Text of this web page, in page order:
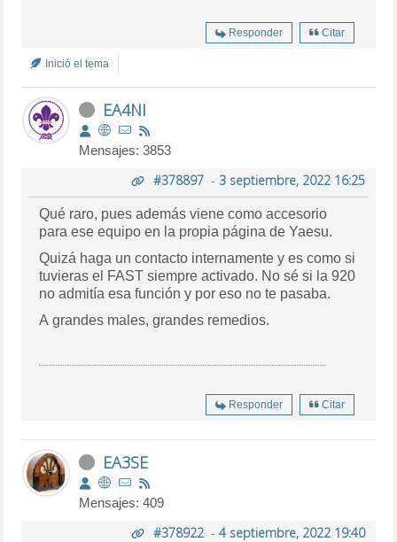
Responder Citar
Inició el tema
EA4NI
Mensajes: 3853
#378897- 3 septiembre, 2022 16:25
Qué raro, pues además viene como accesorio
para ese equipo en la propia página de Yaesu.
Quizá haga un contacto internamente y es como si
tuvieras el FAST siempre activado. No sé si la 920
no admitía esa función y por eso no te pasaba.
A grandes males, grandes remedios.
Responder Citar
EA3SE
Mensajes: 409
#378922- 4 septiembre, 2022 19:40